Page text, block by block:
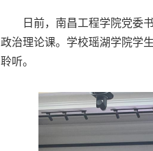
日前，南昌工程学院党委书
政治理论课。学校瑶湖学院学
聆听。